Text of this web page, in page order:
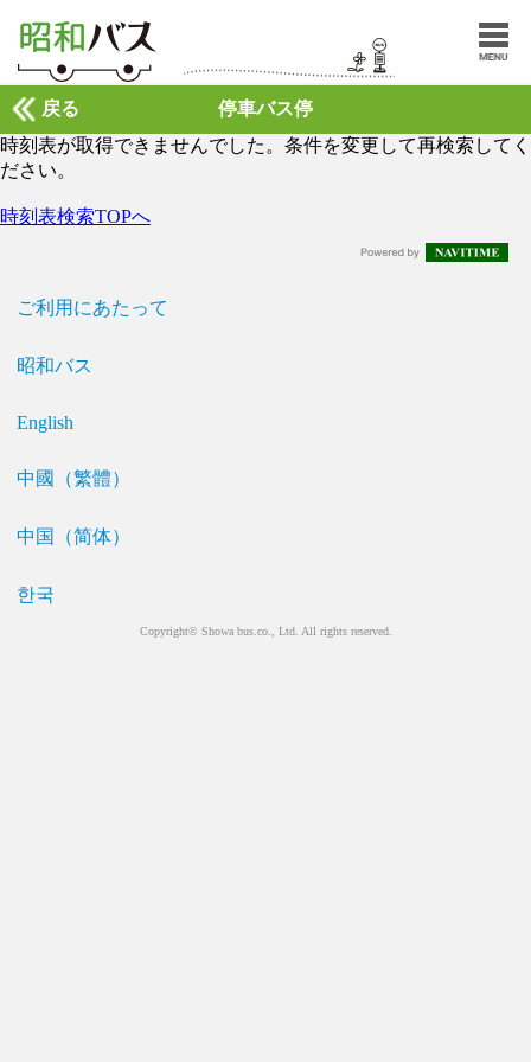
停車バス停
戻る
時刻表が取得できませんでした。条件を変更して再検索してく
ださい。
時刻表検索TOPへ
ご利用にあたって
昭和バス
English
中國（繁體）
中国（简体）
한국
Copyright© Showa bus.co., Ltd. All rights reserved.